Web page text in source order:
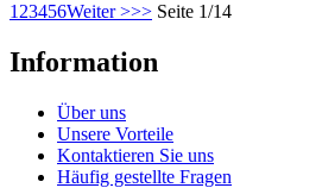
1 23456Weiter >>> Seite 1/14
Information
Über uns
Unsere Vorteile
Kontaktieren Sie uns
Häufig gestellte Fragen